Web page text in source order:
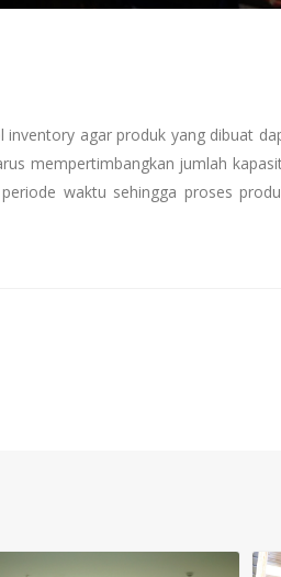
agar produk yang dibuat
mempertimbangkan jumlah
waktu sehingga proses